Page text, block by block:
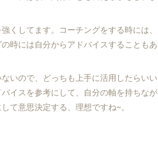
くしてます。コーチングをする時には、
時には自分からアドバイスすることもあ
いので、どっちも上手に活用したらいい
イスを参考にして、自分の軸を持ちなが
て意思決定する、理想ですね~。